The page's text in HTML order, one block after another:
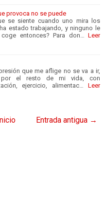
provoca no se puede
se siente cuando uno mira los
estado trabajando, y ninguno le
coge entonces? Para don… Leer
que me aflige no se va a ir,
el resto de mi vida, con
ejercicio, alimentac…
Leer
Entrada antigua →